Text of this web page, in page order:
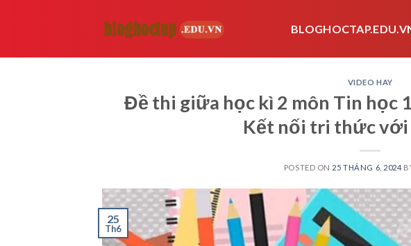
VIDEO HAY
Đề thi giữa học kì 2 môn Tin học
Kết nối tri thức với
POSTED ON 25 THÁNG 6, 2024
25
Th6